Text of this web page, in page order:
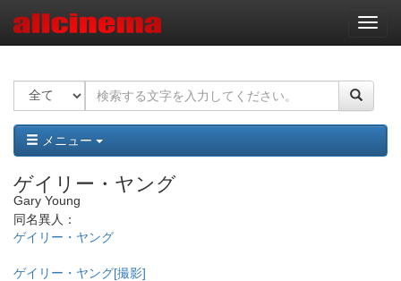
ナ
ビ
ー
ョ
ン
メニュー
ゲイリー・ヤング
Gary Young
同名異人：
ゲイリー・ヤング
ゲイリー・ヤング[撮影]